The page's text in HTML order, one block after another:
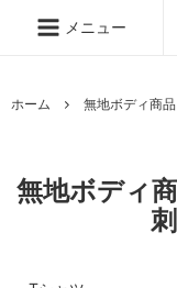
メニュー
ホーム 無地ボディ商
無地ボディ